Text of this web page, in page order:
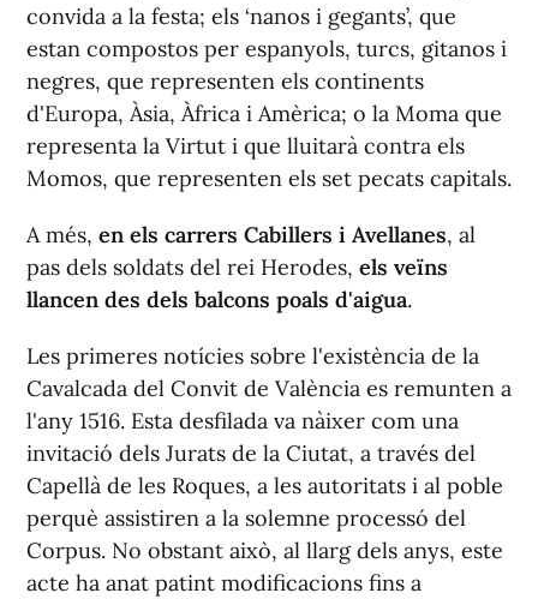
convida a la festa; els ‘nanos i gegants’, que
estan compostos per espanyols, turcs, gitanos i
negres, que representen els continents
d'Europa, Àsia, Àfrica i Amèrica; o la Moma que
representa la Virtut i que lluitarà contra els
Momos, que representen els set pecats capitals.
A més, en els carrers Cabillers i Avellanes, al
pas dels soldats del rei Herodes, els veïns
llancen des dels balcons poals d'aigua.
Les primeres notícies sobre l'existència de la
Cavalcada del Convit de València es remunten a
l'any 1516. Esta desfilada va nàixer com una
invitació dels Jurats de la Ciutat, a través del
Capellà de les Roques, a les autoritats i al poble
perquè assistiren a la solemne processó del
Corpus. No obstant això, al llarg dels anys, este
acte ha anat patint modificacions fins a